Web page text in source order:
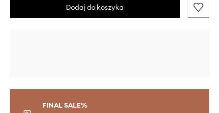
Dodaj do koszyka
FINAL SALE%